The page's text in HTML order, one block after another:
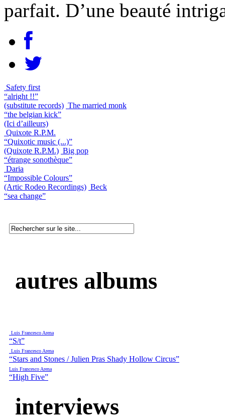
parfait. D’une beauté
Safety first
“alright !!”
(substitute records) The married monk
“the belgian kick”
(Ici d’ailleurs)
Quixote R.P.M.
“Quixotic music (...)”
(Quixote R.P.M.) Big pop
“étrange sonothèque”
Daria
“Impossible Colours”
(Artic Rodeo Recordings) Beck
“sea change”
autres albums
Luis Francesco Arena
“S/t”
Luis Francesco Arena
“Stars and Stones / Julien Pras Shady Hollow Circus”
Luis Francesco Arena
“High Five”
interviews